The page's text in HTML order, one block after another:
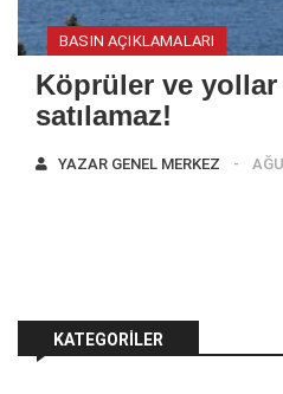
BASIN AÇIKLAMALARI
Köprüler ve yollar
satılamaz!
YAZAR GENEL MERKEZ
KATEGORILER